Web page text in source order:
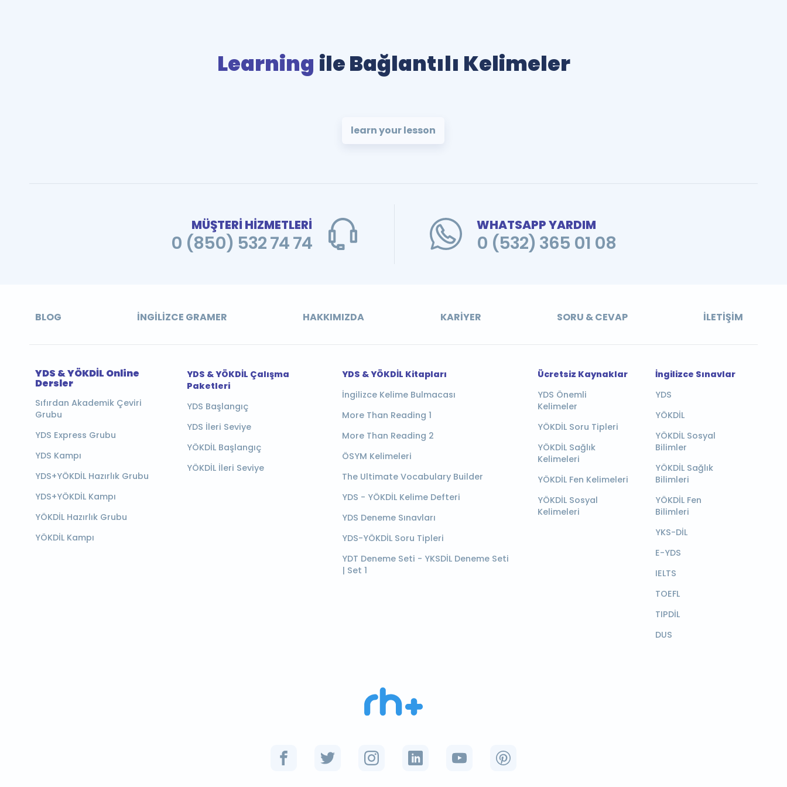
Learning ile Bağlantılı Kelimeler
learn your lesson
MÜŞTERİ HİZMETLERİ
0 (850) 532 74 74
WHATSAPP YARDIM
0 (532) 365 01 08
BLOG İNGILIZCE GRAMER HAKKIMIZDA KARIYER SORU & CEVAP İLETIŞIM
YDS & YÖKDİL Online
Dersler
Sıfırdan Akademik Çeviri
Grubu
YDS Express Grubu
YDS Kampı
YDS+YÖKDİL Hazırlık Grubu
YDS+YÖKDİL Kampı
YÖKDİL Hazırlık Grubu
YÖKDİL Kampı
YDS & YÖKDİL Çalışma
Paketleri
YDS Başlangıç
YDS İleri Seviye
YÖKDİL Başlangıç
YÖKDİL İleri Seviye
YDS & YÖKDİL Kitapları
İngilizce Kelime Bulmacası
More Than Reading 1
More Than Reading 2
ÖSYM Kelimeleri
The Ultimate Vocabulary Builder
YDS - YÖKDİL Kelime Defteri
YDS Deneme Sınavları
YDS-YÖKDİL Soru Tipleri
YDT Deneme Seti - YKSDİL Deneme Seti
| Set 1
Ücretsiz Kaynaklar
YDS Önemli
Kelimeler
YÖKDİL Soru Tipleri
YÖKDİL Sağlık
Kelimeleri
YÖKDİL Fen Kelimeleri
YÖKDİL Sosyal
Kelimeleri
İngilizce Sınavlar
YDS
YÖKDİL
YÖKDİL Sosyal
Bilimler
YÖKDİL Sağlık
Bilimleri
YÖKDİL Fen
Bilimleri
YKS-DİL
E-YDS
IELTS
TOEFL
TIPDİL
DUS